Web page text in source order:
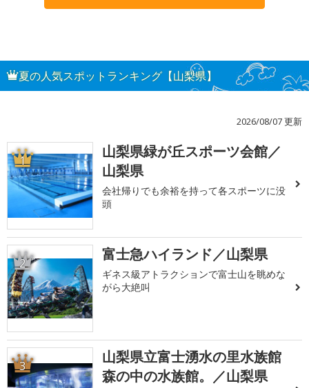
夏の人気スポットランキング【山梨県】
2026/08/07 更新
1
山梨県緑が丘スポーツ会館／
山梨県
会社帰りでも余裕を持って各スポーツに没
頭
2 富士急ハイランド／山梨県
ギネス級アトラクションで富士山を眺めな
がら大絶叫
3
山梨県立富士湧水の里水族館
森の中の水族館。／山梨県